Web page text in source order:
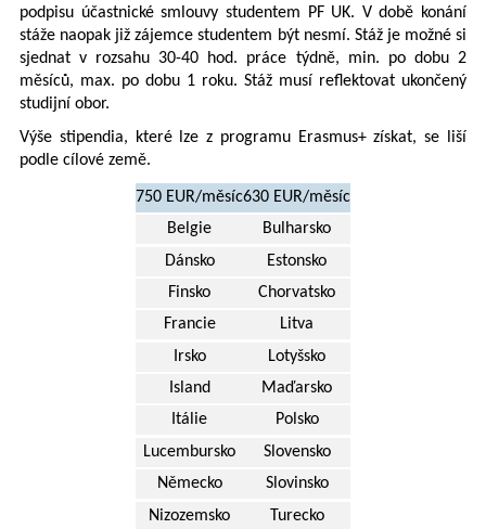
podpisu účastnické smlouvy studentem PF UK. V době konání
stáže naopak již zájemce studentem být nesmí. Stáž je možné si
sjednat v rozsahu 30-40 hod. práce týdně, min. po dobu 2
měsíců, max. po dobu 1 roku. Stáž musí reflektovat ukončený
studijní obor.
Výše stipendia, které lze z programu Erasmus+ získat, se liší
podle cílové země.
750 EUR/měsíc
Belgie
Dánsko
Finsko
Francie
Irsko
Island
Itálie
Lucembursko
Německo
Nizozemsko
630 EUR/měsíc
Bulharsko
Estonsko
Chorvatsko
Litva
Lotyšsko
Maďarsko
Polsko
Slovensko
Slovinsko
Turecko